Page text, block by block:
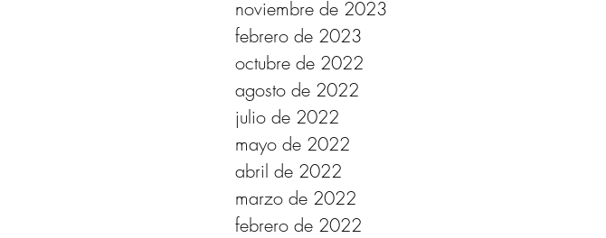
noviembre de 2023
febrero de 2023
octubre de 2022
agosto de 2022
julio de 2022
mayo de 2022
abril de 2022
marzo de 2022
febrero de 2022